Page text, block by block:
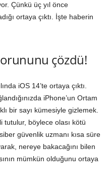
Çünkü üç yıl önce
ortaya çıktı. İşte haberin
çözdü!
iOS 14’te ortaya çıktı.
iPhone’un Ortam
bir sayı kümesiyle gizlemek.
tutulur, böylece olası kötü
güvenlik uzmanı kısa süre
nereye bakacağını bilen
mümkün olduğunu ortaya